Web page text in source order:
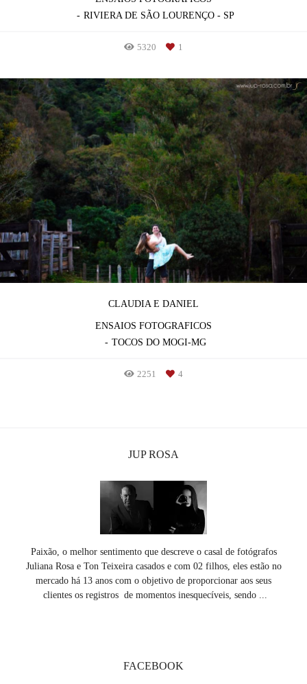
RIVIERA DE SÃO LOURENÇO - SP
5320 1
CLAUDIA E DANIEL
ENSAIOS FOTOGRAFICOS
TOCOS DO MOGI-MG
2251 4
JUP ROSA
Paixão, o melhor sentimento que descreve o casal de fotógrafos
Juliana Rosa e Ton Teixeira casados e com 02 filhos, eles estão no
mercado há 13 anos com o objetivo de proporcionar aos seus
clientes os registros de momentos inesquecíveis, sendo ...
FACEBOOK